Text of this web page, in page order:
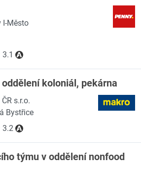
I-Město
3.1
koloniál, pekárna
s.r.o.
Bystřice
3.2
týmu v oddělení nonfood